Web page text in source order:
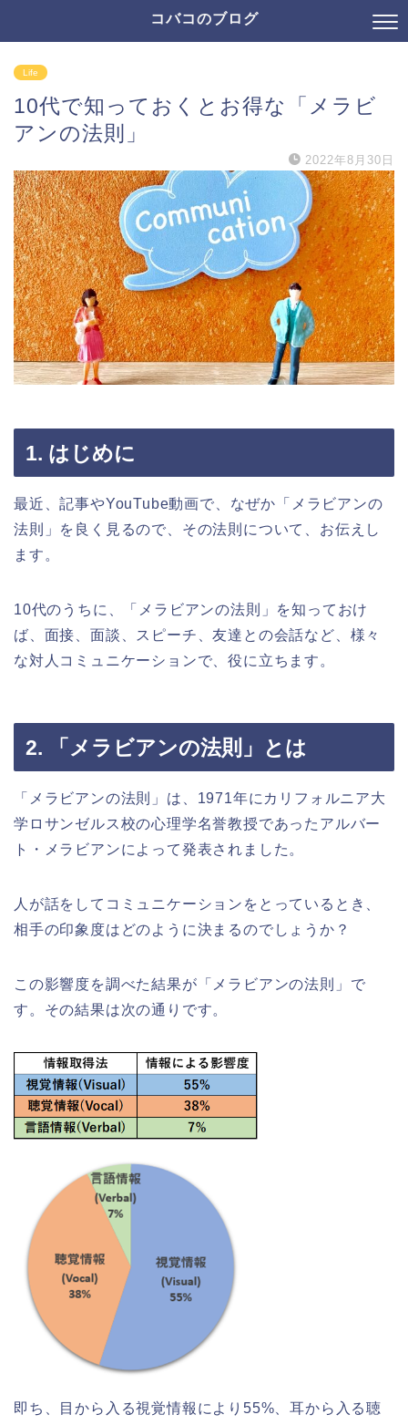
コバコのブログ
Life
10代で知っておくとお得な「メラビ
アンの法則」
2022年8月30日
1. はじめに
最近、記事やYouTube動画で、なぜか「メラビアンの
法則」を良く見るので、その法則について、お伝えし
ます。
10代のうちに、「メラビアンの法則」を知っておけ
ば、面接、面談、スピーチ、友達との会話など、様々
な対人コミュニケーションで、役に立ちます。
2. 「メラビアンの法則」とは
「メラビアンの法則」は、1971年にカリフォルニア大
学ロサンゼルス校の心理学名誉教授であったアルバー
ト・メラビアンによって発表されました。
人が話をしてコミュニケーションをとっているとき、
相手の印象度はどのように決まるのでしょうか？
この影響度を調べた結果が「メラビアンの法則」で
す。その結果は次の通りです。
即ち、目から入る視覚情報により55%、耳から入る聴